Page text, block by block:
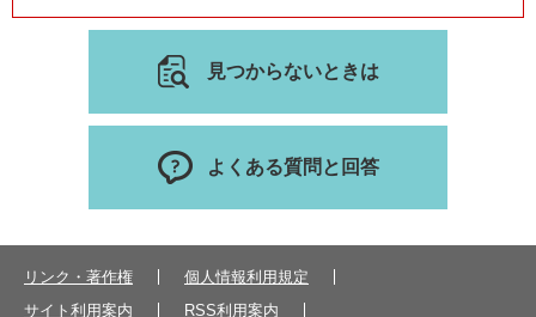
見つからないときは
よくある質問と回答
リンク・著作権
個人情報利用規定
サイト利用案内
RSS利用案内